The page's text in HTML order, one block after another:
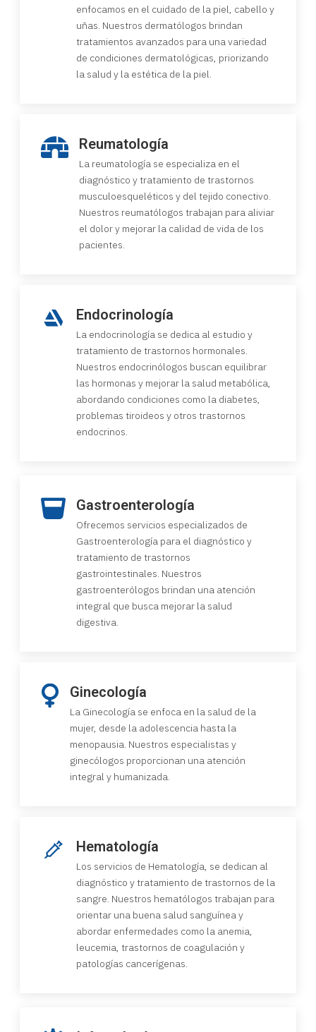
enfocamos en el cuidado de la piel, cabello y
uñas. Nuestros dermatólogos brindan
tratamientos avanzados para una variedad
de condiciones dermatológicas, priorizando
la salud y la estética de la piel.
Reumatología
La reumatología se especializa en el
diagnóstico y tratamiento de trastornos
musculoesqueléticos y del tejido conectivo.
Nuestros reumatólogos trabajan para aliviar
el dolor y mejorar la calidad de vida de los
pacientes.
Endocrinología
La endocrinología se dedica al estudio y
tratamiento de trastornos hormonales.
Nuestros endocrinólogos buscan equilibrar
las hormonas y mejorar la salud metabólica,
abordando condiciones como la diabetes,
problemas tiroideos y otros trastornos
endocrinos.
Gastroenterología
Ofrecemos servicios especializados de
Gastroenterología para el diagnóstico y
tratamiento de trastornos
gastrointestinales. Nuestros
gastroenterólogos brindan una atención
integral que busca mejorar la salud
digestiva.
Ginecología
La Ginecología se enfoca en la salud de la
mujer, desde la adolescencia hasta la
menopausia. Nuestros especialistas y
ginecólogos proporcionan una atención
integral y humanizada.
Hematología
Los servicios de Hematología, se dedican al
diagnóstico y tratamiento de trastornos de la
sangre. Nuestros hematólogos trabajan para
orientar una buena salud sanguínea y
abordar enfermedades como la anemia,
leucemia, trastornos de coagulación y
patologías cancerígenas.